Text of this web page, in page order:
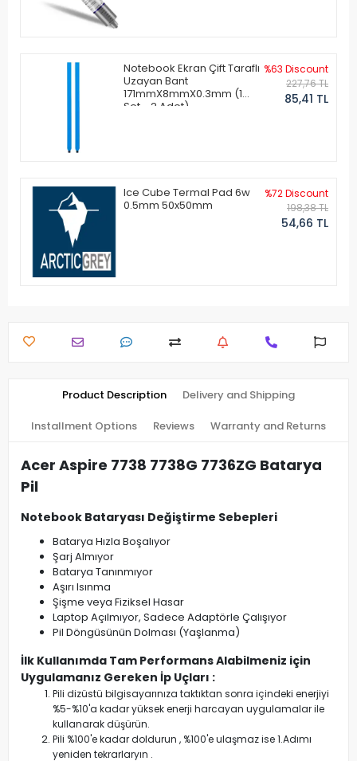
Notebook Ekran Çift Taraflı
Uzayan Bant
171mmX8mmX0.3mm (1
Set - 2 Adet)
%63 Discount
227,76 TL
85,41 TL
Ice Cube Termal Pad 6w
0.5mm 50x50mm
%72 Discount
198,38 TL
54,66 TL
Product Description Delivery and Shipping
Installment Options Reviews Warranty and Returns
Acer Aspire 7738 7738G 7736ZG Batarya
Pil
Notebook Bataryası Değiştirme Sebepleri
Batarya Hızla Boşalıyor
Şarj Almıyor
Batarya Tanınmıyor
Aşırı Isınma
Şişme veya Fiziksel Hasar
Laptop Açılmıyor, Sadece Adaptörle Çalışıyor
Pil Döngüsünün Dolması (Yaşlanma)
İlk Kullanımda Tam Performans Alabilmeniz için
Uygulamanız Gereken İp Uçları :
Pili dizüstü bilgisayarınıza taktıktan sonra içindeki enerjiyi
%5-%10'a kadar yüksek enerji harcayan uygulamalar ile
kullanarak düşürün.
Pili %100'e kadar doldurun , %100'e ulaşmaz ise 1.Adımı
yeniden tekrarlaryın .